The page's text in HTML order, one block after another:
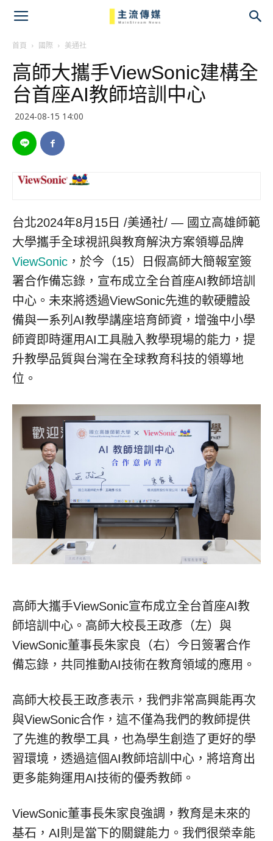
首頁 國際 美通社
高師大攜手ViewSonic建構全
台首座AI教師培訓中心
2024-08-15 14:00
台北2024年8月15日 /美通社/ — 國立高雄師範
大學攜手全球視訊與教育解決方案領導品牌
ViewSonic ，於今（15）日假高師大簡報室簽
署合作備忘錄，宣布成立全台首座AI教師培訓
中心。未來將透過ViewSonic先進的軟硬體設
備與一系列AI教學講座培育師資，增強中小學
師資即時運用AI工具融入教學現場的能力，提
升教學品質與台灣在全球教育科技的領導地
位。
高師大攜手ViewSonic宣布成立全台首座AI教
師培訓中心。高師大校長王政彥（左）與
ViewSonic董事長朱家良（右）今日簽署合作
備忘錄，共同推動AI技術在教育領域的應用。
高師大校長王政彥表示，我們非常高興能再次
與ViewSonic合作，這不僅為我們的教師提供
了先進的教學工具，也為學生創造了更好的學
習環境，透過這個AI教師培訓中心，將培育出
更多能夠運用AI技術的優秀教師。
ViewSonic董事長朱家良強調，教育是未來的
基石，AI則是當下的關鍵能力。我們很榮幸能